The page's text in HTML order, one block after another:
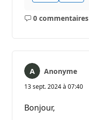
0 commentaires
Aucun
Anonyme
13 sept. 2024 à 07:40
Bonjour,